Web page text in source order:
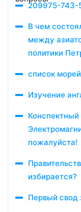
209975-743-
В чем
между
политики
список
Изучение
пожалуйста!
избирается?
Первый свод